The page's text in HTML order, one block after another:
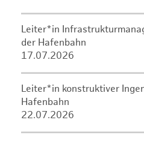
Leiter*in
der Hafenbahn
17.07.2026
Leiter*in konstruktiver
Hafenbahn
22.07.2026